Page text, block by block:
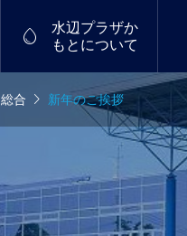

水辺プラザか
もとについて
7/18(土)～19(日)
フリーマーケット
物産館
福たまご販売中！
2026.01.02
総合  新年のご挨拶